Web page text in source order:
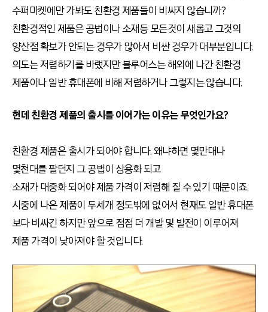
수퍼마켓에만 가봐도 친환경 제품들이 비싸지 않습니까?
친환경적인 제품은 공법이나 소재등 모든것이 새롭고 그것의
양산점 확보가 안되는 경우가 많아서 비싼 경우가 대부분입니다.
의도는 저렴하기를 바랬지만 블루어스는 해외에 나간 친환경
제품이나 일반 휴대폰에 비해 저렴하거나 그렇지는 않습니다.
헌데 친환경 제품의 출시를 이어가는 이유는 무엇인가요?
친환경 제품은 출시가 되어야 합니다. 왜냐하면 몇만대나
몇천대를 팔던지 그 공법이 상용화 되고
소재가 대중화 되어야 제품 가격이 저렴해 질 수 있기 때문이죠.
시중에 나온 제품이 두세개 정도밖에 없어서 현재도 일반 휴대폰
보다 비싸긴 하지만 앞으로 점점 더 개발 및 발전이 이루어져
제품 가격이 낮아져야 할 것입니다.